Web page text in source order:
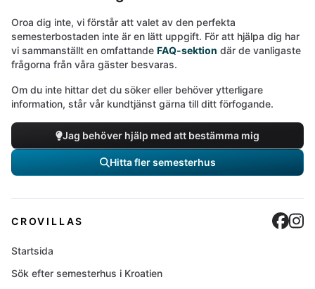
Oroa dig inte, vi förstår att valet av den perfekta
semesterbostaden inte är en lätt uppgift. För att hjälpa dig har
vi sammanställt en omfattande FAQ-sektion där de vanligaste
frågorna från våra gäster besvaras.
Om du inte hittar det du söker eller behöver ytterligare
information, står vår kundtjänst gärna till ditt förfogande.
Jag behöver hjälp med att bestämma mig
Hitta fler semesterhus
CROVILLAS
Startsida
Sök efter semesterhus i Kroatien